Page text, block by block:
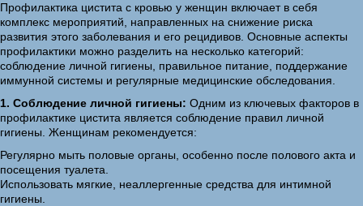
Профилактика цистита с кровью у женщин включает в себя
комплекс мероприятий, направленных на снижение риска
развития этого заболевания и его рецидивов. Основные аспекты
профилактики можно разделить на несколько категорий:
соблюдение личной гигиены, правильное питание, поддержание
иммунной системы и регулярные медицинские обследования.
1. Соблюдение личной гигиены: Одним из ключевых факторов в
профилактике цистита является соблюдение правил личной
гигиены. Женщинам рекомендуется:
Регулярно мыть половые органы, особенно после полового акта и
посещения туалета.
Использовать мягкие, неаллергенные средства для интимной
гигиены.